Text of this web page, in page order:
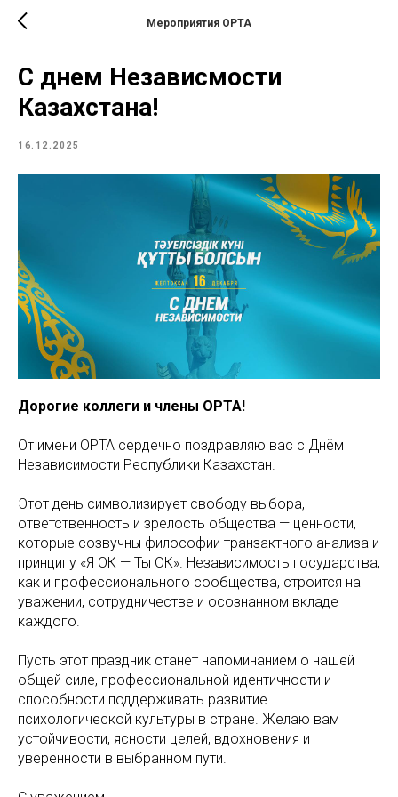
Мероприятия ОРТА
С днем Независмости
Казахстана!
16.12.2025
Дорогие коллеги и члены ОРТА!
От имени ОРТА сердечно поздравляю вас с Днём
Независимости Республики Казахстан.
Этот день символизирует свободу выбора,
ответственность и зрелость общества — ценности,
которые созвучны философии транзактного анализа и
принципу «Я ОК — Ты ОК». Независимость государства,
как и профессионального сообщества, строится на
уважении, сотрудничестве и осознанном вкладе
каждого.
Пусть этот праздник станет напоминанием о нашей
общей силе, профессиональной идентичности и
способности поддерживать развитие
психологической культуры в стране. Желаю вам
устойчивости, ясности целей, вдохновения и
уверенности в выбранном пути.